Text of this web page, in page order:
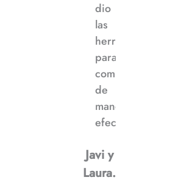
dio
las
herramientas
para
comunicarnos
de
manera
efectiva”
Javi y
Laura.